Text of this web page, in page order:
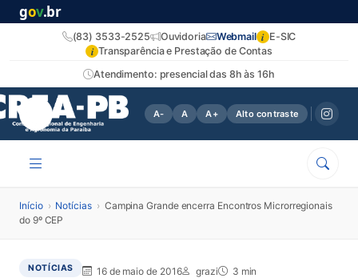
gov.br
Atendimento: presencial das 8h às 16h
(83) 3533-2525 Ouvidoria Webmail i E-SIC
i Transparência e Prestação de Contas
A- A A+ Alto contraste
Início › Notícias › Campina Grande encerra Encontros Microrregionais
do 9º CEP
NOTÍCIAS 16 de maio de 2016 grazi 3 min